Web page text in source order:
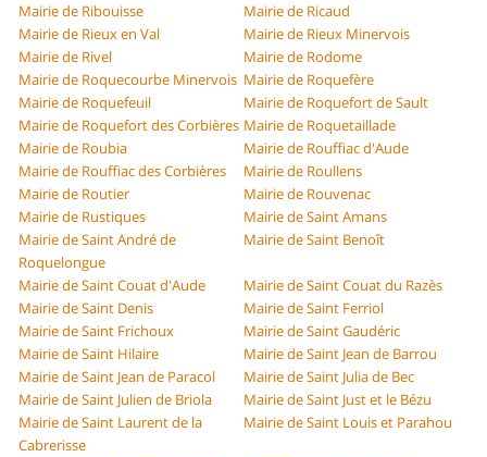
Mairie de Ribouisse
Mairie de Ricaud
Mairie de Rieux en Val
Mairie de Rieux Minervois
Mairie de Rivel
Mairie de Rodome
Mairie de Roquecourbe Minervois Mairie de Roquefère
Mairie de Roquefeuil
Mairie de Roquefort de Sault
Mairie de Roquefort des Corbières Mairie de Roquetaillade
Mairie de Roubia
Mairie de Rouffiac d'Aude
Mairie de Rouffiac des Corbières
Mairie de Roullens
Mairie de Routier
Mairie de Rouvenac
Mairie de Rustiques
Mairie de Saint Amans
Mairie de Saint André de
Roquelongue
Mairie de Saint Benoît
Mairie de Saint Couat d'Aude
Mairie de Saint Couat du Razès
Mairie de Saint Denis
Mairie de Saint Ferriol
Mairie de Saint Frichoux
Mairie de Saint Gaudéric
Mairie de Saint Hilaire
Mairie de Saint Jean de Barrou
Mairie de Saint Jean de Paracol
Mairie de Saint Julia de Bec
Mairie de Saint Julien de Briola
Mairie de Saint Just et le Bézu
Mairie de Saint Laurent de la
Cabrerisse
Mairie de Saint Louis et Parahou